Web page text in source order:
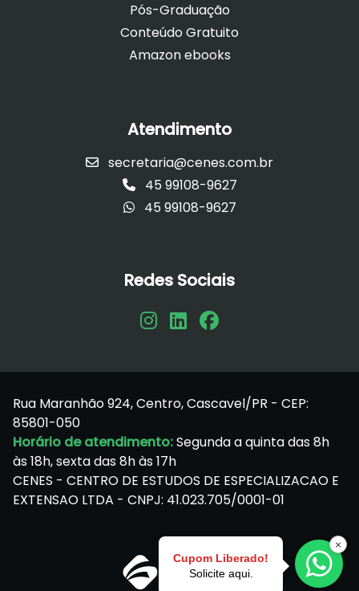
Pós-Graduação
Conteúdo Gratuito
Amazon ebooks
Atendimento
secretaria@cenes.com.br
45 99108-9627
45 99108-9627
Redes Sociais
Rua Maranhão 924, Centro, Cascavel/PR - CEP:
85801-050
Horário de atendimento:Segunda a quinta das 8h
às 18h, sexta das 8h às 17h
CENES - CENTRO DE ESTUDOS DE ESPECIALIZACAO E
EXTENSAO LTDA - CNPJ: 41.023.705/0001-01
Cupom Liberado!
Solicite aqui.
×